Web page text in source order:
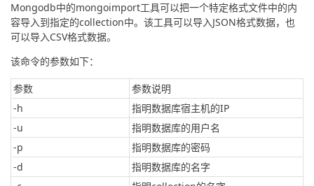
Mongodb中的mongoimport工具可以把一个特定格式文件中的内
容导入到指定的collection中。该工具可以导入JSON格式数据，也
可以导入CSV格式数据。
该命令的参数如下：
参数
参数说明
-h
指明数据库宿主机的IP
-u
指明数据库的用户名
-p
指明数据库的密码
-d
指明数据库的名字